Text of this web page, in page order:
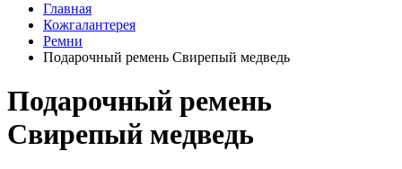
Главная
Кожгалантерея
Ремни
Подарочный ремень Свирепый медведь
Подарочный ремень
Свирепый медведь